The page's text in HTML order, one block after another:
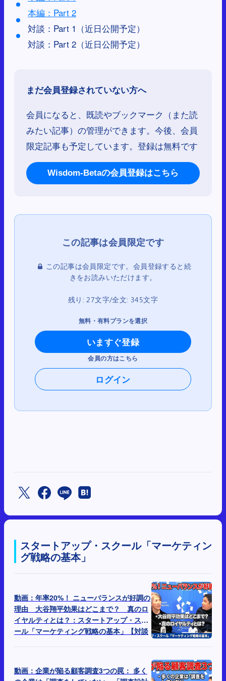
本編：Part 2
対談：Part 1（近日公開予定）
対談：Part 2（近日公開予定）
まだ会員登録されていない方へ
会員になると、既読やブックマーク（また読
みたい記事）の管理ができます。今後、会員
限定記事も予定しています。登録は無料です
Wisdom-Betaの会員登録はこちら
この記事は会員限定です。会員登録すると続
きをお読みいただけます。
残り: 27文字/全文: 345文字
無料・有料プランを選択
いますぐ登録
会員の方はこちら
ログイン
スタートアップ・スクール「マーケティン
グ戦略の基本」
動画：年率20%！ ニューバランスが好調の
理由 大谷翔平効果はどこまで？ 真のロ
イヤルティとは？：スタートアップ・スク
ール「マーケティング戦略の基本」【対談
動画：企業が陥る顧客調査3つの罠： 多く